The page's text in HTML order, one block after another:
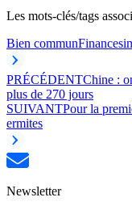
Les mots-clés/tags
Bien communFinances
PRÉCÉDENTChine :
plus de 270 jours
SUIVANTPour la
ermites
Newsletter